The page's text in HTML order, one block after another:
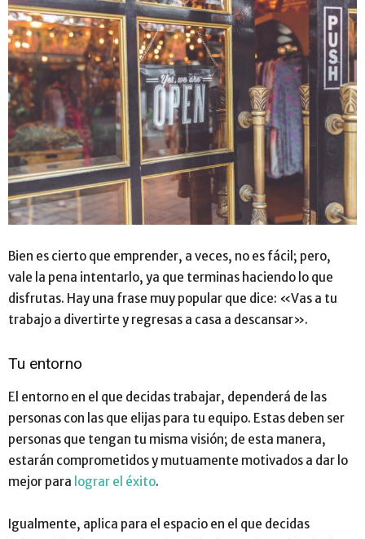
Bien es cierto que emprender, a veces, no es fácil; pero,
vale la pena intentarlo, ya que terminas haciendo lo que
disfrutas. Hay una frase muy popular que dice: «Vas a tu
trabajo a divertirte y regresas a casa a descansar».
Tu entorno
El entorno en el que decidas trabajar, dependerá de las
personas con las que elijas para tu equipo. Estas deben ser
personas que tengan tu misma visión; de esta manera,
estarán comprometidos y mutuamente motivados a dar lo
mejor para lograr el éxito.
Igualmente, aplica para el espacio en el que decidas